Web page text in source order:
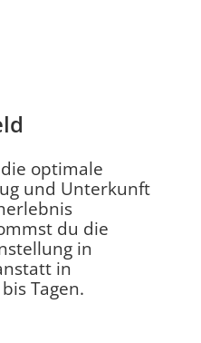
optimale
und Unterkunft
du die
in
in
Tagen.